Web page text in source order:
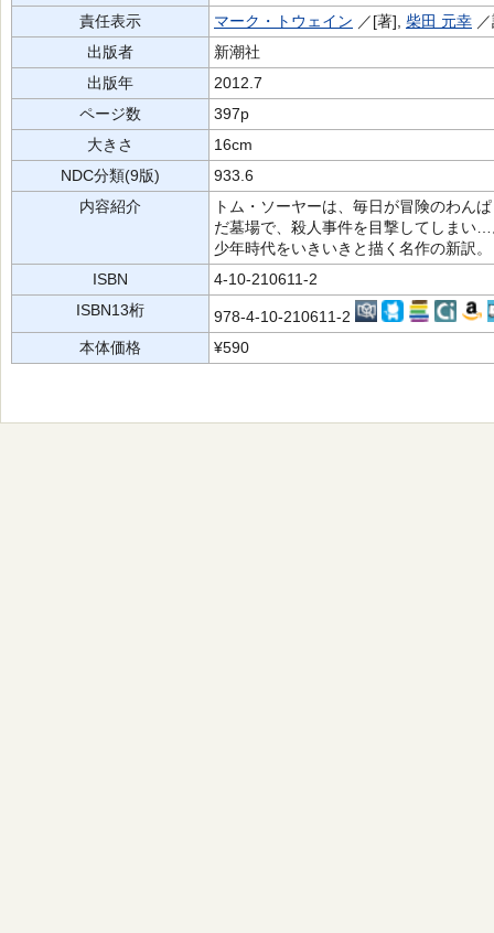
責任表示
マーク・トウェイン ／[著], 柴田 元幸
出版者
新潮社
出版年
2012.7
ページ数
397p
大きさ
16cm
NDC分類(9版)
933.6
内容紹介
トム・ソーヤーは、毎日が冒険のわん
だ墓場で、殺人事件を目撃してしまい
少年時代をいきいきと描く名作の新訳。
ISBN
4-10-210611-2
ISBN13桁
978-4-10-210611-2
本体価格
¥590